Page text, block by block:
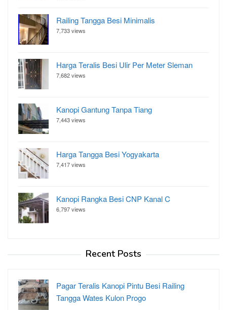
Railing Tangga Besi Minimalis
7,733 views
Harga Teralis Besi Ulir Per Meter Sleman
7,682 views
Kanopi Gantung Tanpa Tiang
7,443 views
Harga Tangga Besi Yogyakarta
7,417 views
Kanopi Rangka Besi CNP Kanal C
6,797 views
Recent Posts
Pagar Teralis Kanopi Pintu Besi Railing
Tangga Wates Kulon Progo